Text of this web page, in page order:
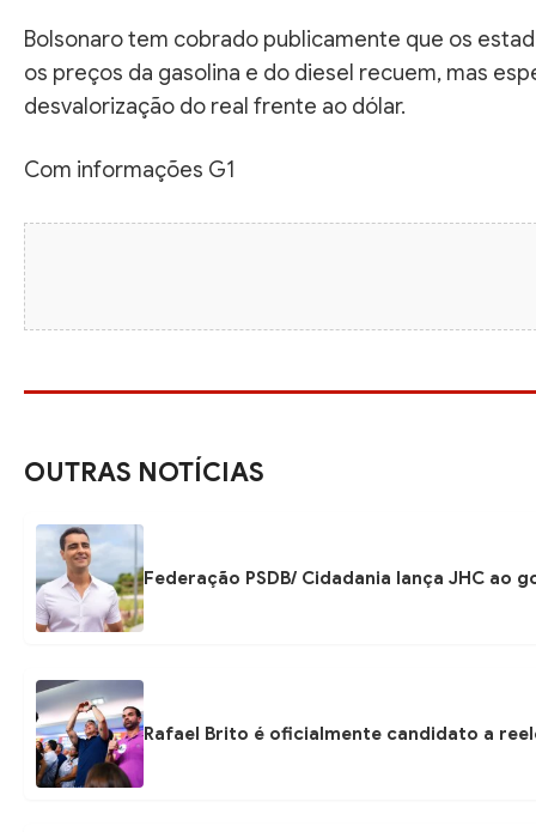
Bolsonaro tem cobrado publicamente que os
os preços da gasolina e do diesel recuem, mas
desvalorização do real frente ao dólar.
Com informações G1
OUTRAS NOTÍCIAS
Federação PSDB/ Cidadania lança JHC ao
Rafael Brito é oficialmente candidato a